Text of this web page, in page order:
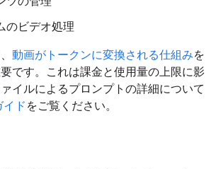
のビデオ処理
動画がトークンに変換される仕組みを
です。これは課金と使用量の上限に影
イルによるプロンプトの詳細について
イド をご覧ください。